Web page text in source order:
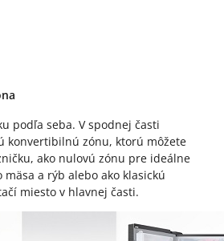
podľa seba. V spodnej časti
konvertibilnú zónu, ktorú môžete
ako nulovú zónu pre ideálne
a rýb alebo ako klasickú
miesto v hlavnej časti.